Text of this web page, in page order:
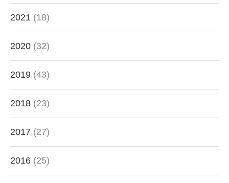
2021 (18)
2020 (32)
2019 (43)
2018 (23)
2017 (27)
2016 (25)